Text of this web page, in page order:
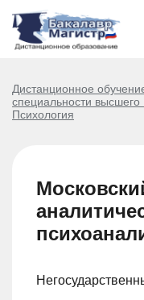
Дистанционное
специальности
Психология